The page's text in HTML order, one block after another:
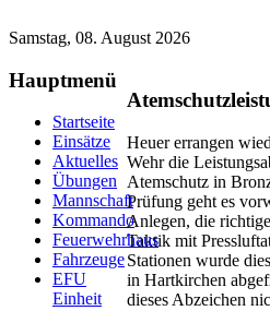
Samstag, 08. August 2026
Heuer errangen
Wehr die
Atemschutz in
Prüfung geht es
Anlegen, die
Taktik mit
Stationen wurde
in Hartkirchen
dieses Abzeichen
Hauptmenü
Startseite
Einsätze
Aktuelles
Übungen
Mannschaft
Kommando
Feuerwehrhaus
Fahrzeuge
EFU
Einheit